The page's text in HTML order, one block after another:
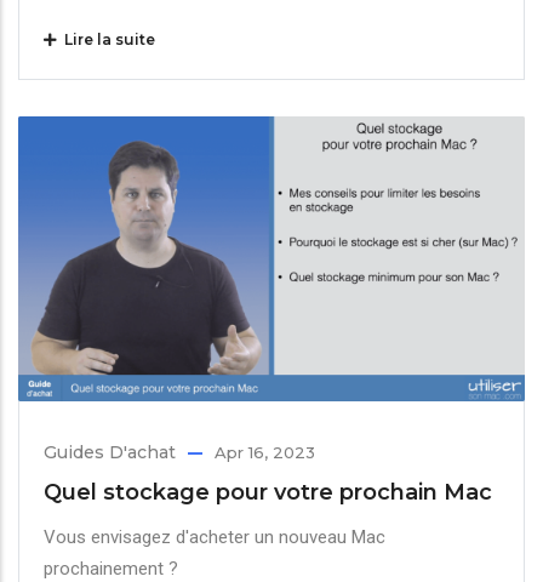
Lire la suite
Guides D'achat Apr 16, 2023
Quel stockage pour votre prochain Mac
Vous envisagez d'acheter un nouveau Mac
prochainement ?